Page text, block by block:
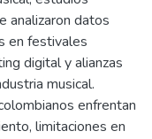
analizaron datos
en festivales
digital y alianzas
musical.
enfrentan
limitaciones en